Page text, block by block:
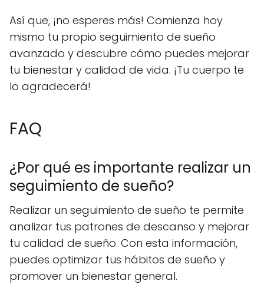
Así que, ¡no esperes más! Comienza hoy
mismo tu propio seguimiento de sueño
avanzado y descubre cómo puedes mejorar
tu bienestar y calidad de vida. ¡Tu cuerpo te
lo agradecerá!
FAQ
¿Por qué es importante realizar un
seguimiento de sueño?
Realizar un seguimiento de sueño te permite
analizar tus patrones de descanso y mejorar
tu calidad de sueño. Con esta información,
puedes optimizar tus hábitos de sueño y
promover un bienestar general.